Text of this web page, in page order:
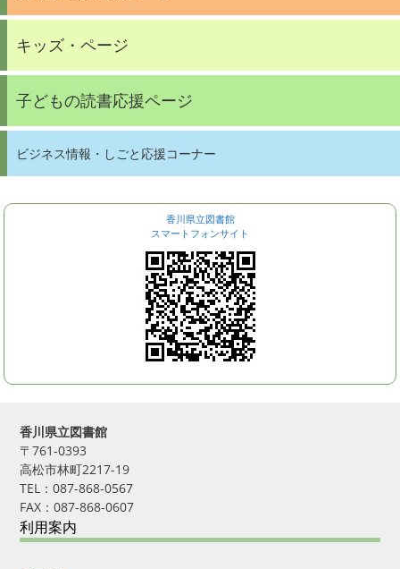
キッズ・ページ
子どもの読書応援ページ
ビジネス情報・しごと応援コーナー
香川県立図書館
スマートフォンサイト
香川県立図書館
〒761-0393
高松市林町2217-19
TEL：087-868-0567
FAX：087-868-0607
利用案内